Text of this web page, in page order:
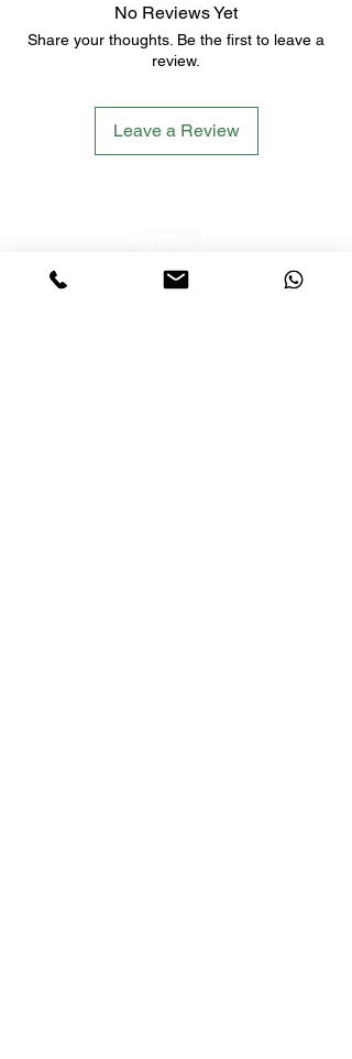
No Reviews Yet
Share your thoughts. Be the first to leave a
review.
Leave a Review